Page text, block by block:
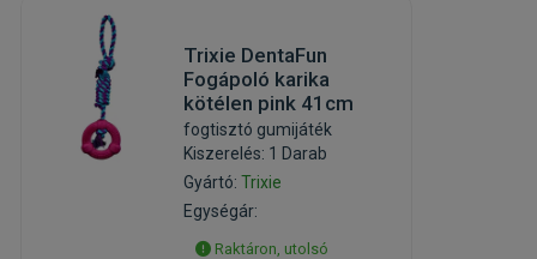
Trixie DentaFun
Fogápoló karika
kötélen pink 41cm
fogtisztó gumijáték
Kiszerelés: 1 Darab
Gyártó:Trixie
Egységár:
Raktáron, utolsó